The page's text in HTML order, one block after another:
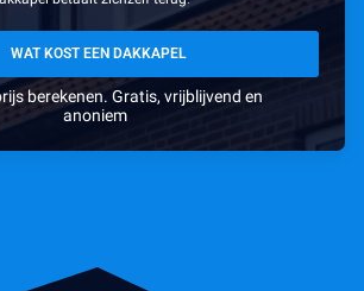
WAT KOST EEN DAKKAPEL
berekenen. Gratis, vrijblijvend en
anoniem